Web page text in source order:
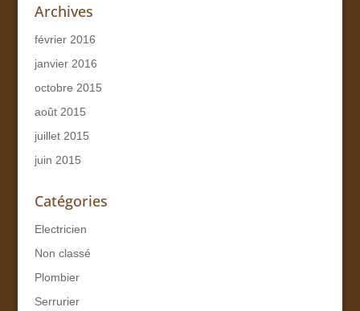
Archives
février 2016
janvier 2016
octobre 2015
août 2015
juillet 2015
juin 2015
Catégories
Electricien
Non classé
Plombier
Serrurier